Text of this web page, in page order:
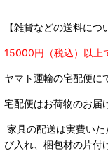
【雑貨などの送料につ
15000円（税込）以上
ヤマト運輸の宅配便に
宅配便はお荷物のお届
家具の配送は実費い
び入れ、梱包材の片付